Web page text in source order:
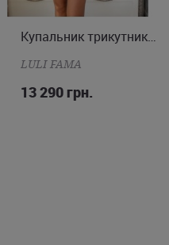
XS S M Купальник трикутник і бразиліана
LULI FAMA
13 290 грн.